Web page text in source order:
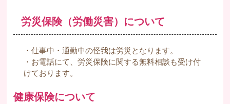
労災保険（労働災害）について
・仕事中・通勤中の怪我は労災となります。
・お電話にて、労災保険に関する無料相談も受け付
けております。
健康保険について